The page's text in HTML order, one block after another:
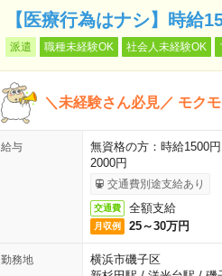
【医療行為はナシ】時給
派遣 職種未経験OK 社会人未経験OK
＼未経験さん必見／ モク
給与
無資格の方：時給1500
2000円
交通費別途支給あり
交通費 全額支給
月収例 25～30万円
勤務地
横浜市磯子区